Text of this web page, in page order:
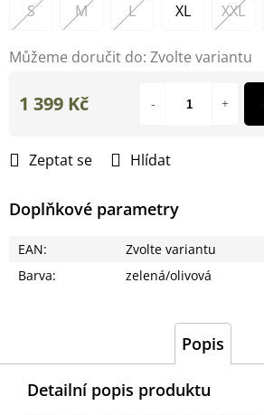
S M L XL XXL
Můžeme doručit do: Zvolte variantu
Zeptat se Hlídat
Doplňkové parametry
EAN:
Zvolte variantu
Barva: zelená/olivová
1 399 Kč
Popis
Detailní popis produktu